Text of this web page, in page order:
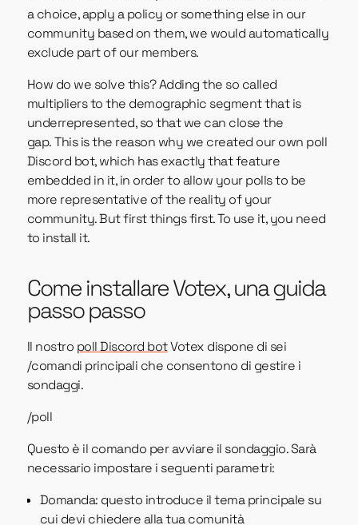
a choice, apply a policy or something else in our
community based on them, we would automatically
exclude part of our members.
How do we solve this? Adding the so called
multipliers to the demographic segment that is
underrepresented, so that we can close the
gap. This is the reason why we created our own poll
Discord bot, which has exactly that feature
embedded in it, in order to allow your polls to be
more representative of the reality of your
community. But first things first. To use it, you need
to install it.
Come installare Votex, una guida
passo passo
Il nostro poll Discord botVotex dispone di sei
/comandi principali che consentono di gestire i
sondaggi.
/poll
Questo è il comando per avviare il sondaggio. Sarà
necessario impostare i seguenti parametri:
Domanda: questo introduce il tema principale su
cui devi chiedere alla tua comunità